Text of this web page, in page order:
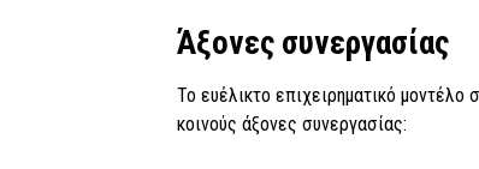
Άξονες συνεργασίας
Το ευέλικτο επιχειρηματικό
κοινούς άξονες συνεργασίας: